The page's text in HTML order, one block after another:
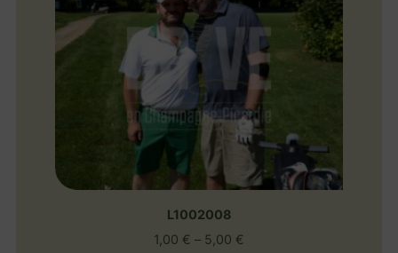
L1002008
1,00 € – 5,00 €